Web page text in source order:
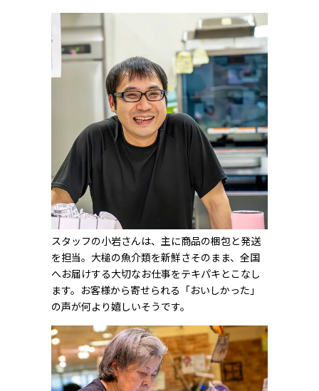
スタッフの小岩さんは、主に商品の梱包と発送
を担当。大槌の魚介類を新鮮さそのまま、全国
へお届けする大切なお仕事をテキパキとこなし
ます。お客様から寄せられる「おいしかった」
の声が何より嬉しいそうです。